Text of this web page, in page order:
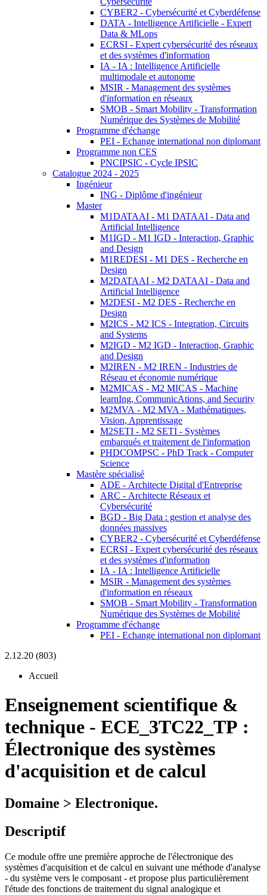
CYBER2 - Cybersécurité et Cyberdéfense
DATA - Intelligence Artificielle - Expert
Data & MLops
ECRSI - Expert cybersécurité des réseaux
et des systèmes d'information
IA - IA : Intelligence Artificielle
multimodale et autonome
MSIR - Management des systèmes
d'information en réseaux
SMOB - Smart Mobility - Transformation
Numérique des Systèmes de Mobilité
Programme d'échange
PEI - Echange international non diplomant
Programme non CES
PNCIPSIC - Cycle IPSIC
Catalogue 2024 - 2025
Ingénieur
ING - Diplôme d'ingénieur
Master
M1DATAAI - M1 DATAAI - Data and
Artificial Intelligence
M1IGD - M1 IGD - Interaction, Graphic
and Design
M1REDESI - M1 DES - Recherche en
Design
M2DATAAI - M2 DATAAI - Data and
Artificial Intelligence
M2DESI - M2 DES - Recherche en
Design
M2ICS - M2 ICS - Integration, Circuits
and Systems
M2IGD - M2 IGD - Interaction, Graphic
and Design
M2IREN - M2 IREN - Industries de
Réseau et économie numérique
M2MICAS - M2 MICAS - Machine
learnIng, CommunicAtions, and Security
M2MVA - M2 MVA - Mathématiques,
Vision, Apprentissage
M2SETI - M2 SETI - Systèmes
embarqués et traitement de l'information
PHDCOMPSC - PhD Track - Computer
Science
Mastère spécialisé
ADE - Architecte Digital d'Entreprise
ARC - Architecte Réseaux et
Cybersécurité
BGD - Big Data : gestion et analyse des
données massives
CYBER2 - Cybersécurité et Cyberdéfense
ECRSI - Expert cybersécurité des réseaux
et des systèmes d'information
IA - IA : Intelligence Artificielle
MSIR - Management des systèmes
d'information en réseaux
SMOB - Smart Mobility - Transformation
Numérique des Systèmes de Mobilité
Programme d'échange
PEI - Echange international non diplomant
2.12.20 (803)
Accueil
Enseignement scientifique &
technique - ECE_3TC22_TP :
Électronique des systèmes
d'acquisition et de calcul
Domaine > Electronique.
Descriptif
Ce module offre une première approche de l'électronique des
systèmes d'acquisition et de calcul en suivant une méthode d'analyse
- du système vers le composant - et propose plus particulièrement
l'étude des fonctions de traitement du signal analogique et